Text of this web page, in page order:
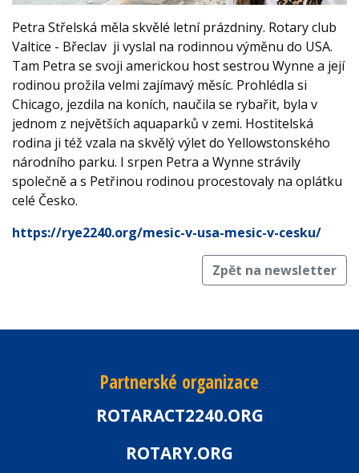
Petra Střelská měla skvělé letní prázdniny. Rotary club
Valtice - Břeclav ji vyslal na rodinnou výměnu do USA.
Tam Petra se svoji americkou host sestrou Wynne a její
rodinou prožila velmi zajímavý měsíc. Prohlédla si
Chicago, jezdila na koních, naučila se rybařit, byla v
jednom z největších aquaparků v zemi. Hostitelská
rodina ji též vzala na skvělý výlet do Yellowstonského
národního parku. I srpen Petra a Wynne strávily
společně a s Petřinou rodinou procestovaly na oplátku
celé Česko.
https://rye2240.org/mesic-v-usa-mesic-v-cesku/
Zpět na newsletter
Partnerské organizace
ROTARACT2240.ORG
ROTARY.ORG